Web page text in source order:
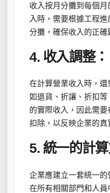
收入按月分攤到每個
入時，需要根據工程
分攤，確保收入的正確
4. 收入調整：
在計算營業收入時，還
如退貨、折讓、折扣
的實際收入，因此需
扣除，以反映企業的真
5. 統一的計算
企業應建立一套統一
在所有相關部門和人